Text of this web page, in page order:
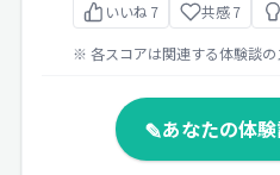
いいね 7 共感 7
※ 各スコアは関連する体験談の
✎あなたの体